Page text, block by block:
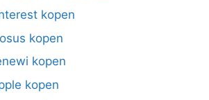
kopen
kopen
kopen
kopen